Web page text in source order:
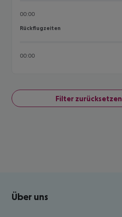
00:00
Rückflugzeiten
Rückflugzeiten
00:00
Filter zurücksetzen
Footer navigation
Über uns